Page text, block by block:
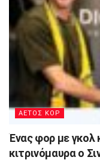
ΑΕΤΟΣ ΚΟΡ
Ένας φορ με γκολ
κιτρινόμαυρα ο